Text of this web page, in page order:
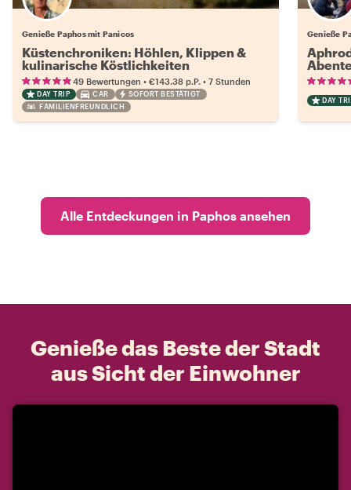
Genieße Paphos mit Panicos
Küstenchroniken: Höhlen, Klippen &
kulinarische Köstlichkeiten
49 Bewertungen • €143.38 p.P. • 7 Stunden
DAY TRIP CAR
SOFORT BESTÄTIGT
FAMILIENFREUNDLICH
Genieße
DAY
Alle Entdeckungen in Paphos ansehen
Genieße das Beste der Stadt
aus Sicht der Einwohner